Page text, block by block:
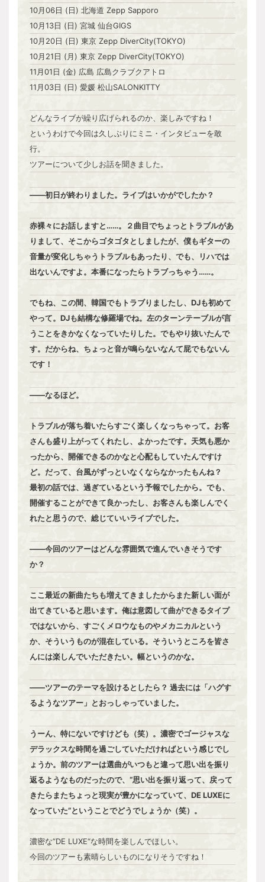
10月06日 (日) 北海道 Zepp Sapporo
10月13日 (日) 宮城 仙台GIGS
10月20日 (日) 東京 Zepp DiverCity(TOKYO)
10月21日 (月) 東京 Zepp DiverCity(TOKYO)
11月01日 (金) 広島 広島クラブクアトロ
11月03日 (日) 愛媛 松山SALONKITTY
どんなライブが繰り広げられるのか、楽しみですね！
というわけで今回は久しぶりにミニ・インタビューを敢
行。
ツアーについて少しお話を聞きました。
――初日が終わりました。ライブはいかがでしたか？
赤裸々にお話しますと……。２曲目でちょっとトラブルがあ
りまして、そこからゴタゴタとしましたが、僕もギターの
音量が変化しちゃうトラブルもあったり、でも、リハでは
出ないんですよ。本番になったらトラブっちゃう……。
でもね、この間、韓国でもトラブりましたし、DJも初めて
やって。DJも結構な修羅場でね。左のターンテーブルが言
うことをきかなくなっていたりした。でもやり抜いたんで
す。だからね、ちょっと音が鳴らないなんて屁でもないん
です！
――なるほど。
トラブルが落ち着いたらすごく楽しくなっちゃって。お客
さんも盛り上がってくれたし、よかったです。天気も悪か
ったから、開催できるのかなと心配もしていたんですけ
ど。だって、台風がずっといなくならなかったもんね？
最初の話では、過ぎているという予報でしたから。でも、
開催することができて良かったし、お客さんも楽しんでく
れたと思うので、総じていいライブでした。
――今回のツアーはどんな雰囲気で進んでいきそうです
か？
ここ最近の新曲たちも増えてきましたからまた新しい面が
出てきていると思います。俺は意図して曲ができるタイプ
ではないから、すごくメロウなものやメカニカルという
か、そういうものが混在している。そういうところを皆さ
んには楽しんでいただきたい。幅というのかな。
――ツアーのテーマを設けるとしたら？ 過去には「ハグす
るようなツアー」とおっしゃっていました。
うーん、特にないですけども（笑）。濃密でゴージャスな
デラックスな時間を過ごしていただければという感じでし
ょうか。前のツアーは選曲がいつもと違って思い出を振り
返るようなものだったので、“思い出を振り返って、戻って
きたらまたちょっと現実が豊かになっていて、DE LUXEに
なっていた”ということでどうでしょうか（笑）。
濃密な”DE LUXE“な時間を楽しんでほしい。
今回のツアーも素晴らしいものになりそうですね！